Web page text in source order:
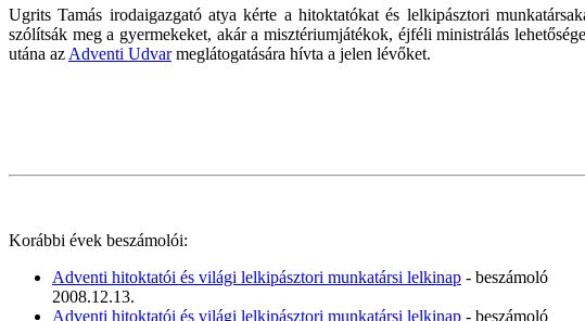
Ugrits Tamás irodaigazgató atya kérte a hitoktatókat és lelkipásztori
szólítsák meg a gyermekeket, akár a misztériumjátékok, éjféli ministrálás
utána az Adventi Udvarmeglátogatására hívta a jelen lévőket.
Korábbi évek beszámolói:
Adventi hitoktatói és világi lelkipásztori munkatársi lelkinap - beszámoló
2008.12.13.
Adventi hitoktatói és világi lelkipásztori munkatársi lelkinap - beszámoló